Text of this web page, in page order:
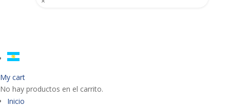
My cart
No hay productos en el carrito.
Inicio